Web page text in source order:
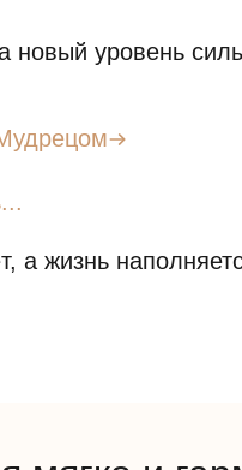
а жизнь
новый уровень